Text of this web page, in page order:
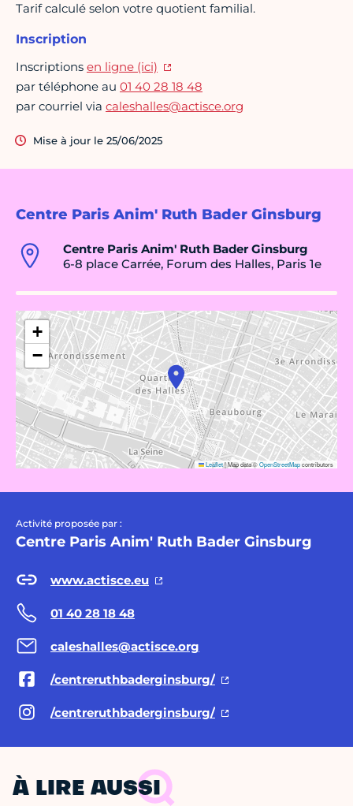
Centre Paris Anim' Ruth Bader Ginsburg
Centre Paris Anim' Ruth Bader Ginsburg
6-8 place Carrée, Forum des Halles, Paris 1e
+
−
Leaflet|Map data ©OpenStreetMapcontributors
Activité proposée par :
Centre Paris Anim' Ruth Bader Ginsburg
www.actisce.eu
01 40 28 18 48
caleshalles@actisce.org
/centreruthbaderginsburg/
/centreruthbaderginsburg/
Tarif calculé selon votre quotient familial.
Inscription
Inscriptions en ligne (ici)
par téléphone au 01 40 28 18 48
par courriel via caleshalles@actisce.org
Mise à jour le 25/06/2025
À LIRE AUSSI